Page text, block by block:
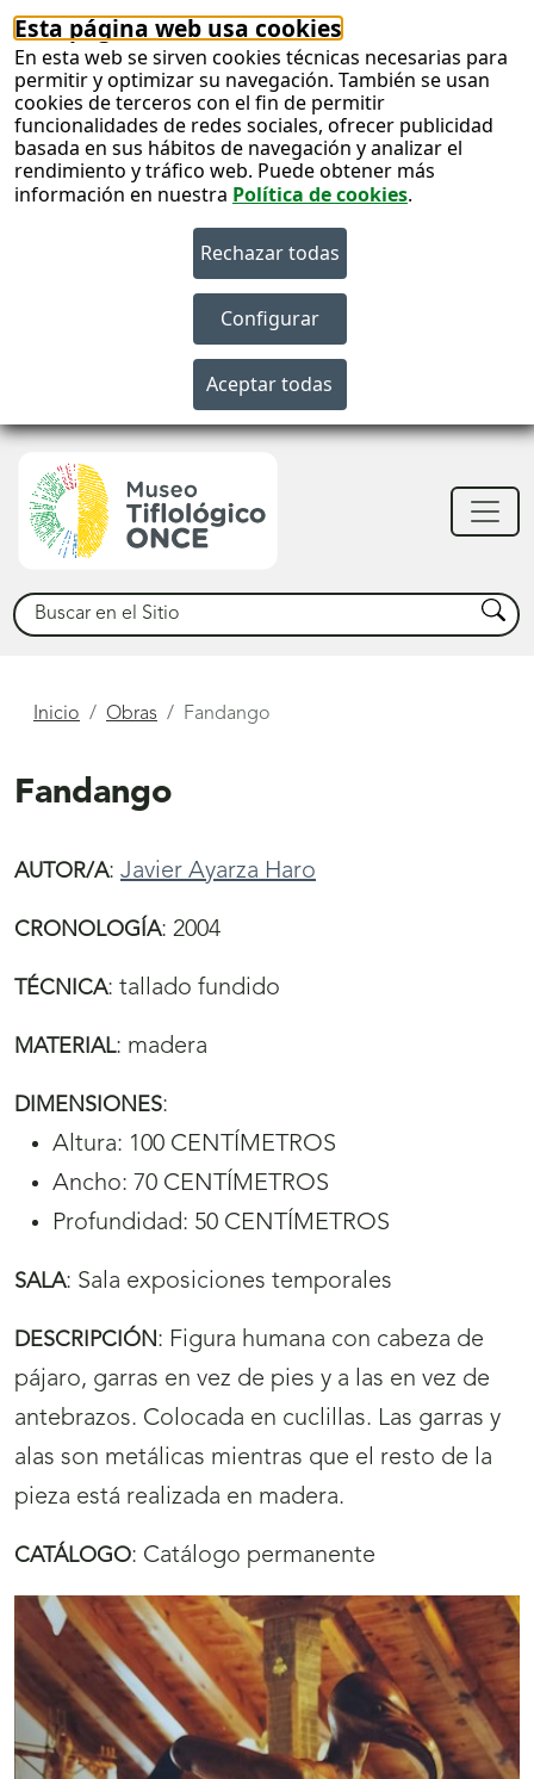
Esta página web usa cookies
En esta web se sirven cookies técnicas necesarias para
permitir y optimizar su navegación. También se usan
cookies de terceros con el fin de permitir
funcionalidades de redes sociales, ofrecer publicidad
basada en sus hábitos de navegación y analizar el
rendimiento y tráfico web. Puede obtener más
información en nuestra Política de cookies.
Buscar Buscar
Está
Inicio Obras Fandango
Fandango
AUTOR/A: Javier Ayarza Haro
CRONOLOGÍA: 2004
TÉCNICA: tallado fundido
MATERIAL: madera
DIMENSIONES:
Altura: 100 CENTÍMETROS
Ancho: 70 CENTÍMETROS
Profundidad: 50 CENTÍMETROS
SALA: Sala exposiciones temporales
DESCRIPCIÓN: Figura humana con cabeza de
pájaro, garras en vez de pies y a las en vez de
antebrazos. Colocada en cuclillas. Las garras y
alas son metálicas mientras que el resto de la
pieza está realizada en madera.
CATÁLOGO: Catálogo permanente